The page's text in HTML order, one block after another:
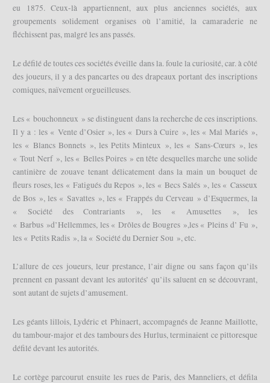
eu 1875. Ceux-là appartiennent, aux plus anciennes sociétés, aux
groupements solidement organises où l’amitié, la camaraderie ne
fléchissent pas, malgré les ans passés.
Le défilé de toutes ces sociétés éveille dans la. foule la curiosité, car. à côté
des joueurs, il y a des pancartes ou des drapeaux portant des inscriptions
comiques, naïvement orgueilleuses.
Les « bouchonneux » se distinguent dans la recherche de ces inscriptions.
Il y a : les « Vente d’Osier », les « Durs à Cuire », les « Mal Mariés »,
les « Blancs Bonnets », les Petits Minteux », les « Sans-Cœurs », les
« Tout Nerf », les « Belles Poires » en tête desquelles marche une solide
cantinière de zouave tenant délicatement dans la main un bouquet de
fleurs roses, les « Fatigués du Repos », les « Becs Salés », les « Casseux
de Bos », les « Savattes », les « Frappés du Cerveau » d’Esquermes, la
« Société des Contrariants », les « Amusettes », les
« Barbus »d’Hellemmes, les « Drôles de Bougres »,les « Pleins d’ Fu »,
les « Petits Radis », la « Société du Dernier Sou », etc.
L’allure de ces joueurs, leur prestance, l’air digne ou sans façon qu’ils
prennent en passant devant les autorités’ qu’ils saluent en se découvrant,
sont autant de sujets d’amusement.
Les géants lillois, Lydéric et Phinaert, accompagnés de Jeanne Maillotte,
du tambour-major et des tambours des Hurlus, terminaient ce pittoresque
défilé devant les autorités.
Le cortège parcourut ensuite les rues de Paris, des Manneliers, et défila